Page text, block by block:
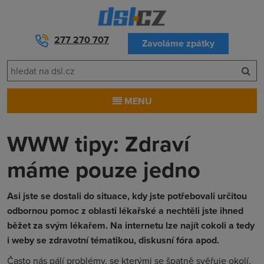
277 270 707 Zavoláme zpátky
MENU
WWW tipy: Zdraví
máme pouze jedno
Asi jste se dostali do situace, kdy jste potřebovali určitou
odbornou pomoc z oblasti lékařské a nechtěli jste ihned
běžet za svým lékařem. Na internetu lze najít cokoli a tedy
i weby se zdravotní tématikou, diskusní fóra apod.
Často nás pálí problémy, se kterými se špatně svěřuje okolí,